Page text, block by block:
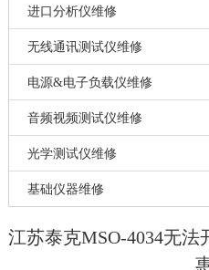
进口分析仪维修
无线通讯测试仪维修
电源&电子负载仪维修
音频视频测试仪维修
光学测试仪维修
基础仪器维修
江苏泰克MSO-4034无